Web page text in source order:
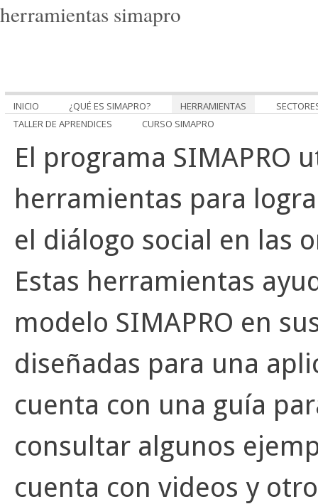
herramientas simapro
INICIO ¿QUÉ ES SIMAPRO? HERRAMIENTAS
TALLER DE APRENDICES
CURSO SIMAPRO
El programa SIMAPRO
herramientas para
el diálogo social en las
Estas herramientas
modelo SIMAPRO en
diseñadas para una
cuenta con una guía
consultar algunos
cuenta con videos y